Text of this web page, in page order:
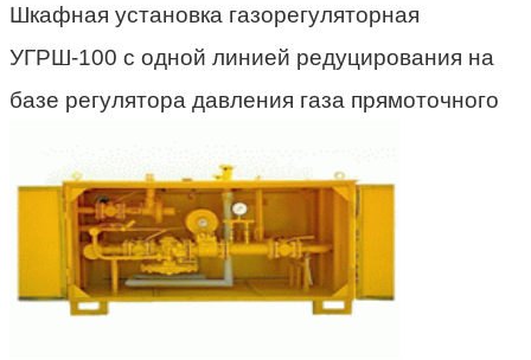
Шкафная установка газорегуляторная
УГРШ-100 с одной линией редуцирования на
базе регулятора давления газа прямоточного